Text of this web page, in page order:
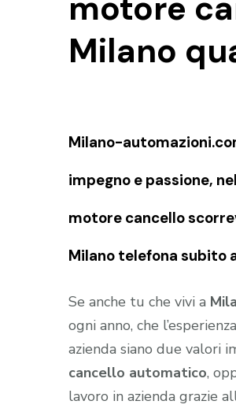
Milano
Milano-
impegno e passione,
motore cancello
Milano telefona subito
Se anche tu che vivi a
ogni anno, che
azienda siano due valori
cancello automatico,
lavoro in azienda grazie